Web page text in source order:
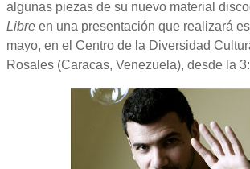
algunas piezas de su nuevo material
Libre en una presentación que realizará
mayo, en el Centro de la Diversidad
Rosales (Caracas, Venezuela), desde la